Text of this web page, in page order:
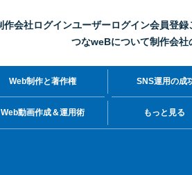
作会社ログインユーザーログイン会員登録
つなweBについて制作会社
Web制作と著作権 SNS運用の成
Web動画作成＆運用術 もっと見る